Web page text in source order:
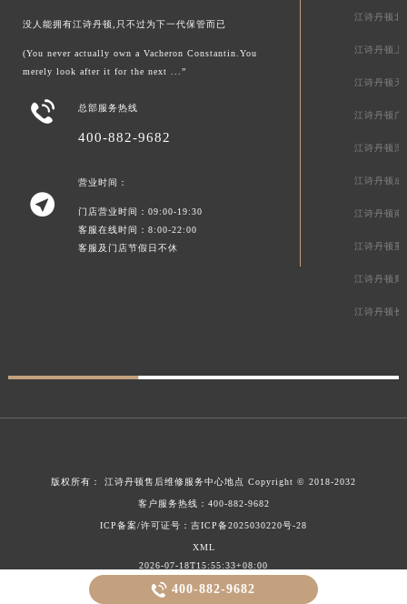
没人能拥有江诗丹顿,只不过为下一代保管而已
(You never actually own a Vacheron Constantin.You
merely look after it for the next ...”
 总部服务热线
400-882-9682

营业时间：
门店营业时间：09:00-19:30
客服在线时间：8:00-22:00
客服及门店节假日不休
江诗丹顿北
江诗丹顿上
江诗丹顿天
江诗丹顿广
江诗丹顿深
江诗丹顿成
江诗丹顿南
江诗丹顿重
江诗丹顿郑
江诗丹顿长
版权所有： 江诗丹顿售后维修服务中心地点 Copyright © 2018-2032
客户服务热线： 400-882-9682
ICP备案/许可证号：吉ICP备2025030220号-28
XML
2026-07-18T15:55:33+08:00
 400-882-9682